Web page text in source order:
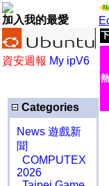
加入我的最愛
資安週報 My ipV6
Categories
News 遊戲新
聞
COMPUTEX
2026